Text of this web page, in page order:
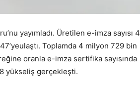
yayımladı. Üretilen e-imza sayısı 4
Toplamda 4 milyon 729 bin
oranla e-imza sertifika sayısında
yükseliş gerçekleşti.